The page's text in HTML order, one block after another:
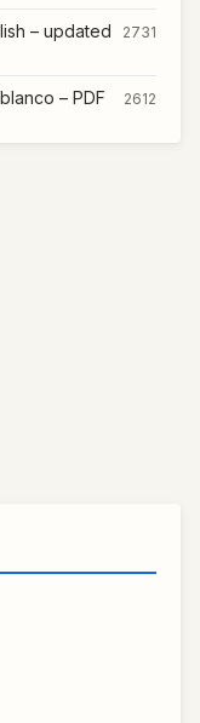
– updated
2731
– PDF 2612